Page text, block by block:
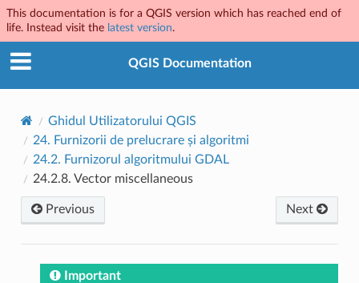
This documentation is for a QGIS version which has reached end of
life. Instead visit the latest version.
QGIS Documentation
Ghidul Utilizatorului QGIS
24. Furnizorii de prelucrare și algoritmi
24.2. Furnizorul algoritmului GDAL
24.2.8. Vector miscellaneous
Previous Next
Important